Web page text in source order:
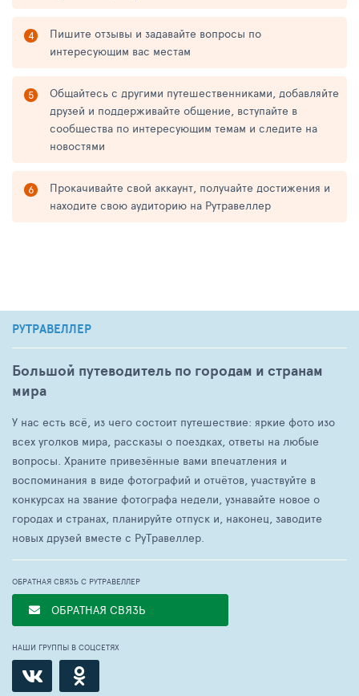
Пишите отзывы и задавайте вопросы по
интересующим вас местам
Общайтесь с другими путешественниками, добавляйте
друзей и поддерживайте общение, вступайте в
сообщества по интересующим темам и следите на
новостями
Прокачивайте свой аккаунт, получайте достижения и
находите свою аудиторию на Рутравеллер
РУТРАВЕЛЛЕР
Большой путеводитель по городам и странам
мира
У нас есть всё, из чего состоит путешествие: яркие фото изо
всех уголков мира, рассказы о поездках, ответы на любые
вопросы. Храните привезённые вами впечатления и
воспоминания в виде фотографий и отчётов, участвуйте в
конкурсах на звание фотографа недели, узнавайте новое о
городах и странах, планируйте отпуск и, наконец, заводите
новых друзей вместе с РуТравеллер.
ОБРАТНАЯ СВЯЗЬ С РУТРАВЕЛЛЕР
ОБРАТНАЯ СВЯЗЬ
НАШИ ГРУППЫ В СОЦСЕТЯХ